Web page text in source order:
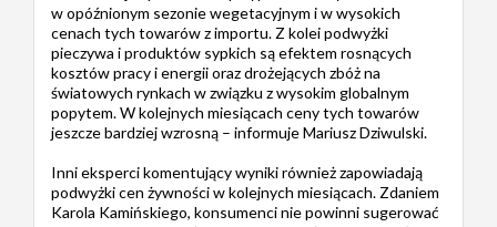
w opóźnionym sezonie wegetacyjnym i w wysokich
cenach tych towarów z importu. Z kolei podwyżki
pieczywa i produktów sypkich są efektem rosnących
kosztów pracy i energii oraz drożejących zbóż na
światowych rynkach w związku z wysokim globalnym
popytem. W kolejnych miesiącach ceny tych towarów
jeszcze bardziej wzrosną – informuje Mariusz Dziwulski.
Inni eksperci komentujący wyniki również zapowiadają
podwyżki cen żywności w kolejnych miesiącach. Zdaniem
Karola Kamińskiego, konsumenci nie powinni sugerować